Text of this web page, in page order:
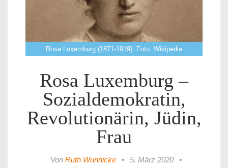
Rosa Luxemburg (1871-1919). Foto: Wikipedia
Rosa Luxemburg –
Sozialdemokratin,
Revolutionärin, Jüdin,
Frau
Von Ruth Wunnicke • 5. März 2020
•